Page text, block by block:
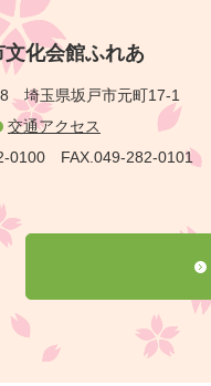
文化会館ふれあ
埼玉県坂戸市元町17-1
交通アクセス
0100 FAX.049-282-0101